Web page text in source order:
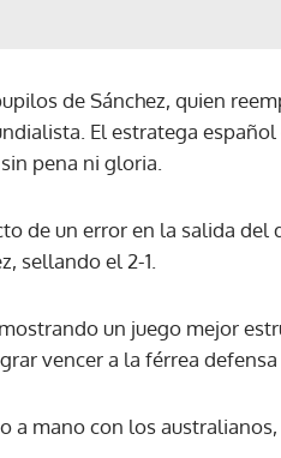
de Sánchez, quien
El estratega
pena ni gloria.
de un error en la salida del
sellando el 2-1.
un juego mejor
vencer a la férrea defensa
a mano con los